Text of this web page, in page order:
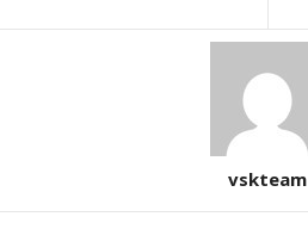
vskteam